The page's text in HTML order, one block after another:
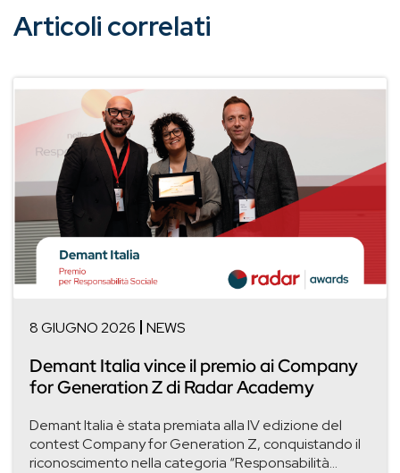
Articoli correlati
8 GIUGNO 2026 NEWS
Demant Italia vince il premio ai Company
for Generation Z di Radar Academy
Demant Italia è stata premiata alla IV edizione del
contest Company for Generation Z, conquistando il
riconoscimento nella categoria “Responsabilità...